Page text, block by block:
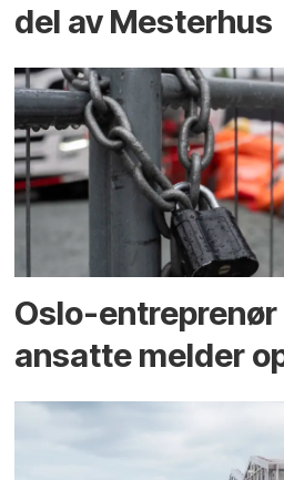
del av Mesterhus
Oslo-
ansatte melder